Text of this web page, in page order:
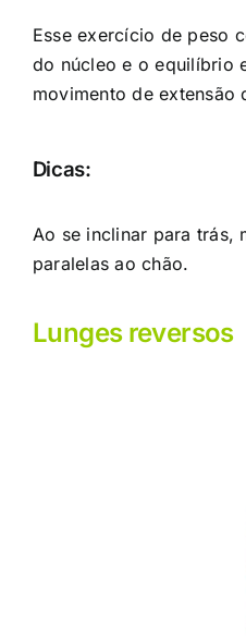
Esse exercício de peso
do núcleo e o equilíbrio
movimento de extensão
Dicas:
Ao se inclinar para trás,
paralelas ao chão.
Lunges reversos